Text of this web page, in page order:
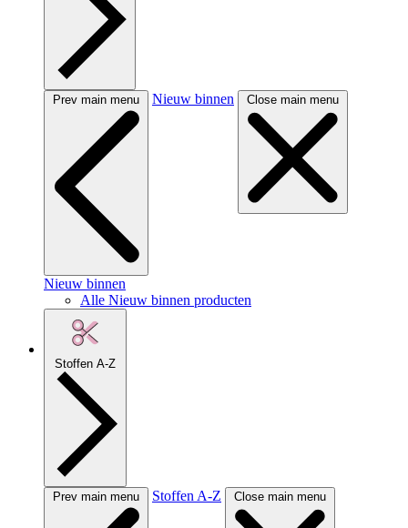
Prev main menu Nieuw binnen Close main menu
Nieuw binnen
Alle Nieuw binnen producten
Stoffen A-Z
Prev main menu Stoffen A-Z Close main menu